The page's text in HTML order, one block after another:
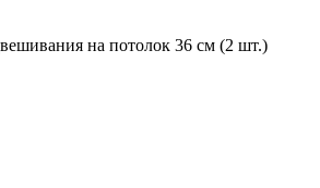
на потолок 36 см (2 шт.)